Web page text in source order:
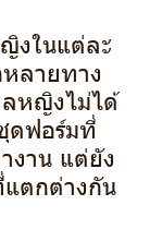
งในแต่ละ
ลายทาง
หญิงไม่ได้
ดฟอร์มที่
งาน แต่ยัง
ตกต่างกัน